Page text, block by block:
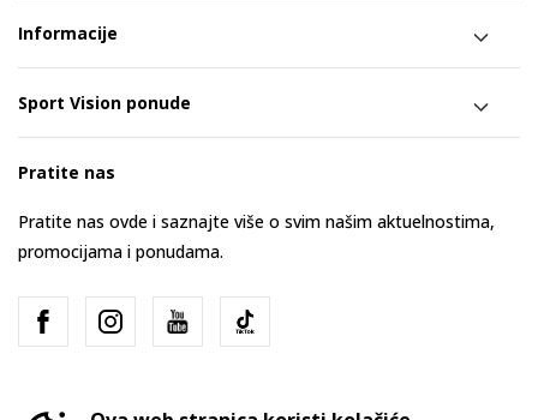
Informacije
Sport Vision ponude
Pratite nas
Pratite nas ovde i saznajte više o svim našim aktuelnostima,
promocijama i ponudama.